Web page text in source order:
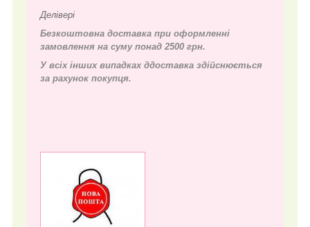
Делівері
Безкоштовна доставка при оформленні
замовлення на суму понад 2500 грн.
У всіх інших випадках ддоставка здійснюється
за рахунок покупця.